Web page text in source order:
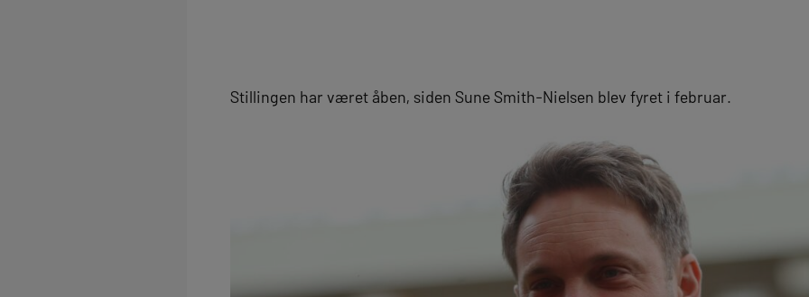
Stillingen har været åben, siden Sune Smith-Nielsen blev fyret i februar.